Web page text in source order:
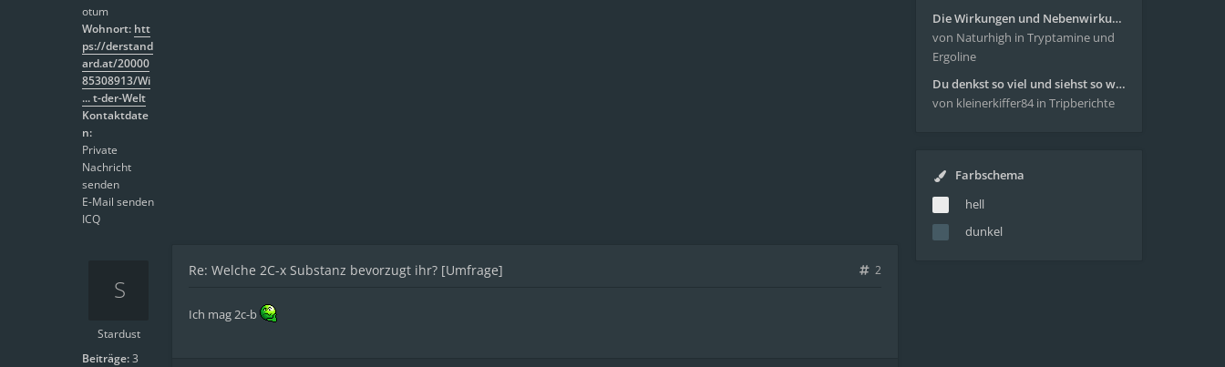
otum
Wohnort: htt
ps://derstand
ard.at/20000
85308913/Wi
... t-der-Welt
Kontaktdate
n:
Private
Nachricht
senden
E-Mail senden
ICQ
Stardust
Beiträge:3
Re: Welche 2C-x Substanz bevorzugt ihr? [Umfrage] 2
Ich mag 2c-b
Die Wirkungen und Nebenwirkungen von LSD
von Naturhigh in Tryptamine und
Ergoline
Du denkst so viel und siehst so wenig - wunderbare Reise mit 4g Pilze
von kleinerkiffer84 in Tripberichte
Farbschema
hell
dunkel